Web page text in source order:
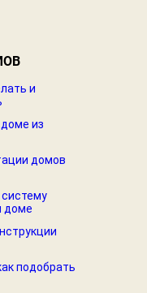
и
из
домов
доме
подобрать